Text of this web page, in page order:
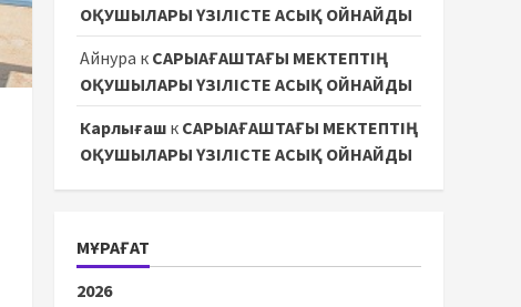
ОҚУШЫЛАРЫ ҮЗІЛІСТЕ АСЫҚ ОЙНАЙДЫ
Айнура к САРЫАҒАШТАҒЫ МЕКТЕПТІҢ
ОҚУШЫЛАРЫ ҮЗІЛІСТЕ АСЫҚ ОЙНАЙДЫ
Карлығашк САРЫАҒАШТАҒЫ МЕКТЕПТІҢ
ОҚУШЫЛАРЫ ҮЗІЛІСТЕ АСЫҚ ОЙНАЙДЫ
МҰРАҒАТ
2026